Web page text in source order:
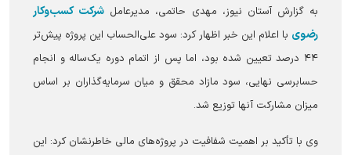
به گزارش آستان نیوز، مهدی حاتمی، مدیرعامل شرکت کسب‌وکار
رضوی با اعلام این خبر اظهار کرد: سود علی‌الحساب این پروژه پیش‌تر
۴۴ درصد تعیین شده بود، اما پس از اتمام دوره یک‌ساله و انجام
حسابرسی نهایی، سود مازاد محقق و میان سرمایه‌گذاران بر اساس
میزان مشارکت آنها توزیع شد.
وی با تأکید بر اهمیت شفافیت در پروژه‌های مالی خاطرنشان کرد: این